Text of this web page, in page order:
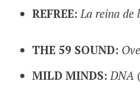
REFREE: La reina de
THE 59 SOUND:
MILD MINDS: DNA